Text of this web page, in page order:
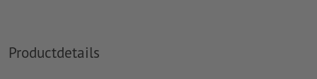
Hoe maak ik afdrukgegevens correct?
Productdetails